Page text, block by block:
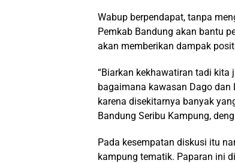
Wabup berpendapat, tanpa
Pemkab Bandung akan bantu
akan memberikan dampak
“Biarkan kekhawatiran tadi kita
bagaimana kawasan Dago
karena disekitarnya banyak
Bandung Seribu Kampung,
Pada kesempatan diskusi itu
kampung tematik. Paparan ini